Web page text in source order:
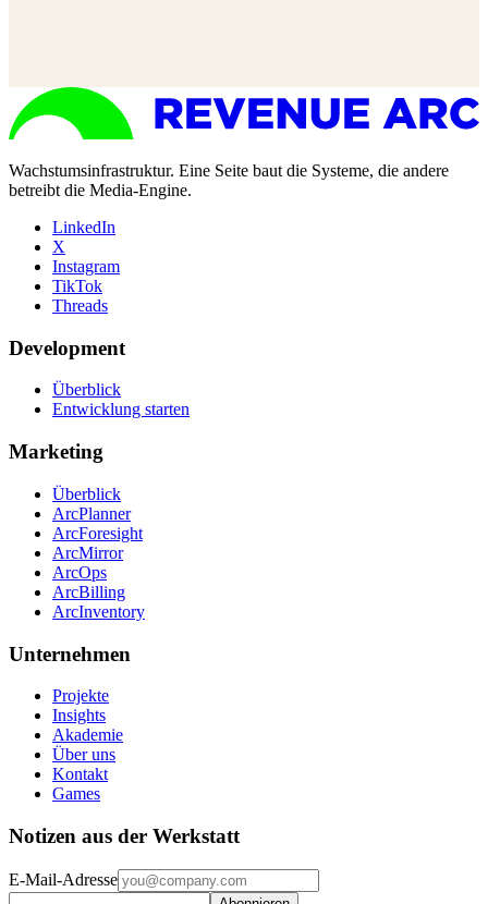
Wachstumsinfrastruktur. Eine Seite baut die Systeme, die andere
betreibt die Media-Engine.
LinkedIn
X
Instagram
TikTok
Threads
Development
Überblick
Entwicklung starten
Marketing
Überblick
ArcPlanner
ArcForesight
ArcMirror
ArcOps
ArcBilling
ArcInventory
Unternehmen
Projekte
Insights
Akademie
Über uns
Kontakt
Games
Notizen aus der Werkstatt
E-Mail-Adresse